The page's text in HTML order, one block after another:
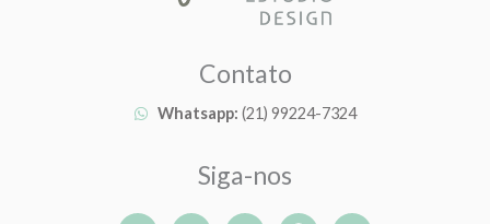
Contato
Whatsapp: (21) 99224-7324
Siga-nos